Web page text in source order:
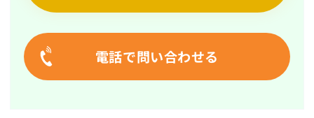
電話で問い合わせる